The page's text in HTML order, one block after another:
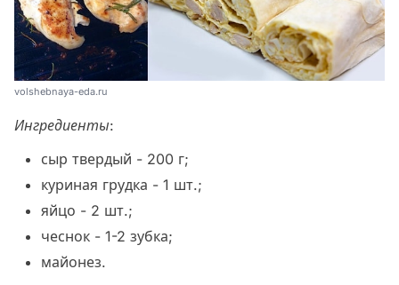
volshebnaya-eda.ru
Ингредиенты:
сыр твердый - 200 г;
куриная грудка - 1 шт.;
яйцо - 2 шт.;
чеснок - 1-2 зубка;
майонез.